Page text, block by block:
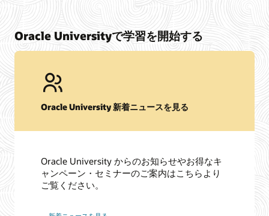
Oracle Universityで学習を開始する
Oracle University 新着ニュースを見る
Oracle University からのお知らせやお得なキ
ャンペーン・セミナーのご案内はこちらより
ご覧ください。